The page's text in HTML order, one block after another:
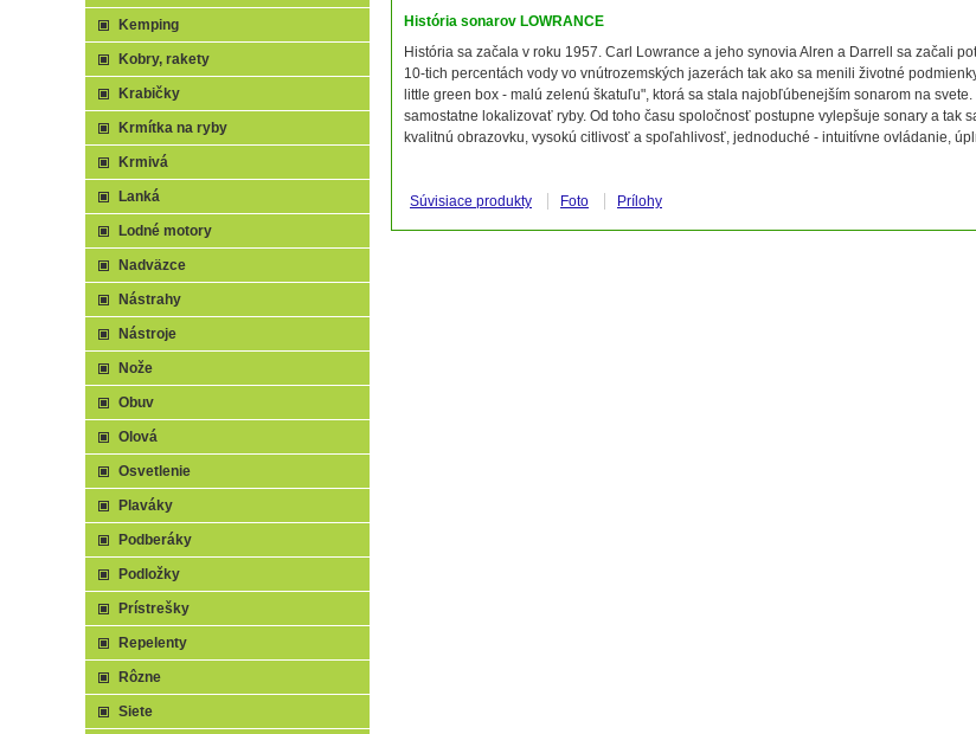
História sonarov LOWRANCE
História sa začala v roku 1957. Carl Lowrance a jeho synovia Alren a Darrell sa začali
10-tich percentách vody vo vnútrozemských jazerách tak ako sa menili životné
little green box - malú zelenú škatuľu", ktorá sa stala najobľúbenejším sonarom na
samostatne lokalizovať ryby. Od toho času spoločnosť postupne vylepšuje sonary a tak
kvalitnú obrazovku, vysokú citlivosť a spoľahlivosť, jednoduché - intuitívne ovládanie,
Súvisiace produkty Foto Prílohy
Kemping
Kobry, rakety
Krabičky
Krmítka na ryby
Krmivá
Lanká
Lodné motory
Nadväzce
Nástrahy
Nástroje
Nože
Obuv
Olová
Osvetlenie
Plaváky
Podberáky
Podložky
Prístrešky
Repelenty
Rôzne
Siete